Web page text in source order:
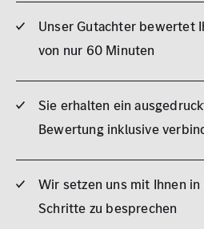
Unser Gutachter bewertet
von nur 60 Minuten
Sie erhalten ein
Bewertung inklusive
Wir setzen uns mit Ihnen
Schritte zu besprechen